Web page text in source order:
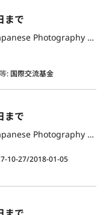
まで
Gazing at the Contemporary World: Japanese Photography from the 1970s to the Present
: 国際交流基金
まで
Gazing at the Contemporary World: Japanese Photography from the 1970s to the Present
10-27/2018-01-05